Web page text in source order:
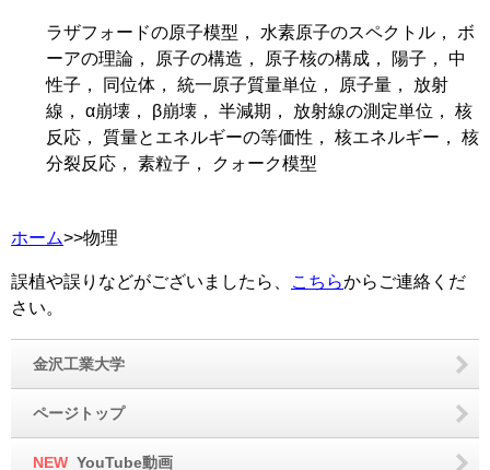
ラザフォードの原子模型， 水素原子のスペクトル， ボ
ーアの理論， 原子の構造， 原子核の構成， 陽子， 中
性子， 同位体， 統一原子質量単位， 原子量， 放射
線， α崩壊， β崩壊， 半減期， 放射線の測定単位， 核
反応， 質量とエネルギーの等価性， 核エネルギー， 核
分裂反応， 素粒子， クォーク模型
ホーム>>物理
誤植や誤りなどがございましたら、 こちらからご連絡くだ
さい。
金沢工業大学
ページトップ
NEW YouTube動画